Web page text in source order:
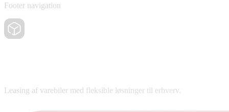
Footer navigation
Leasing af varebiler med fleksible løsninger til erhverv.